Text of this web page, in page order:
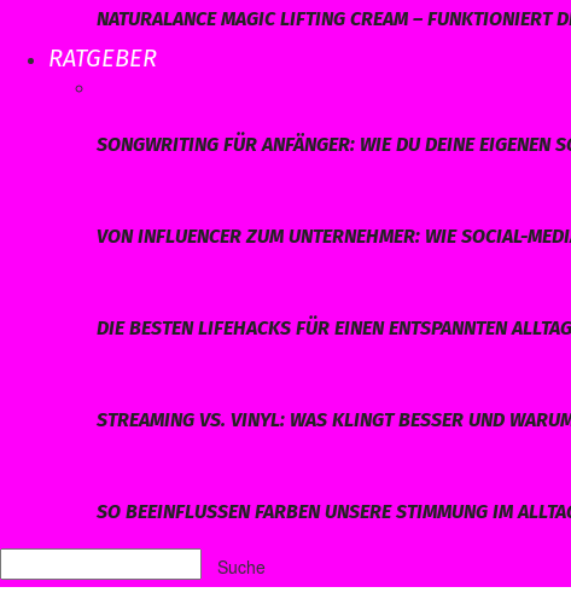
NATURALANCE MAGIC LIFTING CREAM – FUNKTIONIERT
RATGEBER
SONGWRITING FÜR ANFÄNGER: WIE DU DEINE EIGENEN
VON INFLUENCER ZUM UNTERNEHMER: WIE SOCIAL-
DIE BESTEN LIFEHACKS FÜR EINEN ENTSPANNTEN ALLTAG
STREAMING VS. VINYL: WAS KLINGT BESSER UND
SO BEEINFLUSSEN FARBEN UNSERE STIMMUNG IM